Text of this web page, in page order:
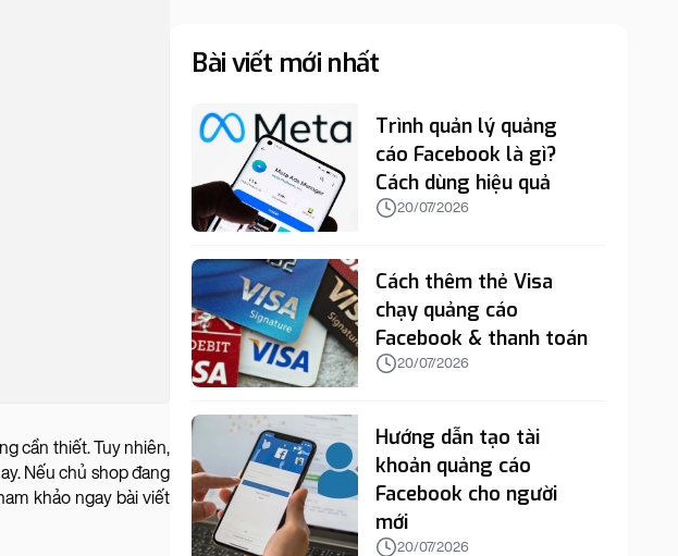
cần thiết. Tuy nhiên,
Nếu chủ shop đang
khảo ngay bài viết
Bài viết mới nhất
Trình quản lý quảng
cáo Facebook là gì?
Cách dùng hiệu quả
20/07/2026
Cách thêm thẻ Visa
chạy quảng cáo
Facebook & thanh toán
20/07/2026
Hướng dẫn tạo tài
khoản quảng cáo
Facebook cho người
mới
20/07/2026